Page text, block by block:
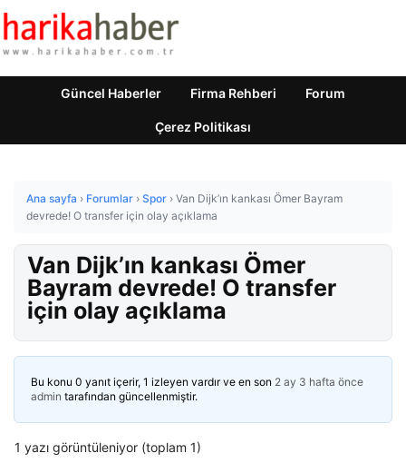
Güncel Haberler Firma Rehberi Forum
Çerez Politikası
Ana sayfa › Forumlar › Spor › Van Dijk’ın kankası Ömer Bayram
devrede! O transfer için olay açıklama
Van Dijk’ın kankası Ömer
Bayram devrede! O transfer
için olay açıklama
Bu konu 0 yanıt içerir, 1 izleyen vardır ve en son 2 ay 3 hafta önce
admin tarafından güncellenmiştir.
1 yazı görüntüleniyor (toplam 1)